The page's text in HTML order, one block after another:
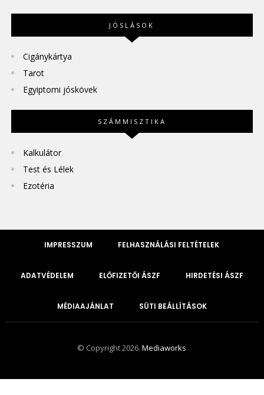
JÓSLÁSOK
Cigánykártya
Tarot
Egyiptomi jóskövek
SZÁMMISZTIKA
Kalkulátor
Test és Lélek
Ezotéria
IMPRESSZUM FELHASZNÁLÁSI FELTÉTELEK
ADATVÉDELEM ELŐFIZETŐI ÁSZF HIRDETÉSI ÁSZF
MÉDIAAJÁNLAT SÜTI BEÁLLÍTÁSOK
© Copyright 2026.Mediaworks